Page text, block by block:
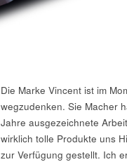
Die Marke Vincent ist im
wegzudenken. Sie Macher
Jahre ausgezeichnete
wirklich tolle Produkte uns
zur Verfügung gestellt. Ich